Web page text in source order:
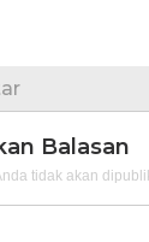
Balasan
tidak akan